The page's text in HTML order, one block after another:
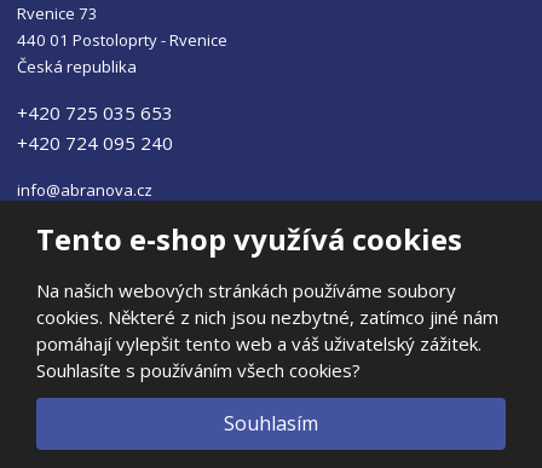
Tento e-shop využívá cookies
Na našich webových stránkách používáme soubory
cookies. Některé z nich jsou nezbytné, zatímco jiné nám
pomáhají vylepšit tento web a váš uživatelský zážitek.
Souhlasíte s používáním všech cookies?
Souhlasím
Rvenice 73
440 01 Postoloprty - Rvenice
Česká republika
+420 725 035 653
+420 724 095 240
info@abranova.cz
© 2026, ABRANOVA s.r.o
Prohlášení o přístupnosti|Ochrana osobních údajů | Mapa stránek